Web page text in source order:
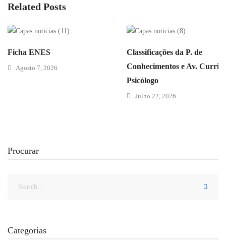
Related Posts
Ficha ENES
Agosto 7, 2026
Classificações da P. de
Conhecimentos e Av.
Psicólogo
Julho 22, 2026
Procurar
Categorias